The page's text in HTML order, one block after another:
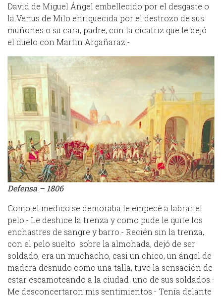
David de Miguel Ángel embellecido por el desgaste o
la Venus de Milo enriquecida por el destrozo de sus
muñones o su cara, padre, con la cicatriz que le dejó
el duelo con Martin Argañaraz.-
Defensa – 1806
Como el medico se demoraba le empecé a labrar el
pelo.- Le deshice la trenza y como pude le quite los
enchastres de sangre y barro.- Recién sin la trenza,
con el pelo suelto sobre la almohada, dejó de ser
soldado, era un muchacho, casi un chico, un ángel de
madera desnudo como una talla, tuve la sensación de
estar escamoteando a la ciudad uno de sus soldados.-
Me desconcertaron mis sentimientos.- Tenía delante